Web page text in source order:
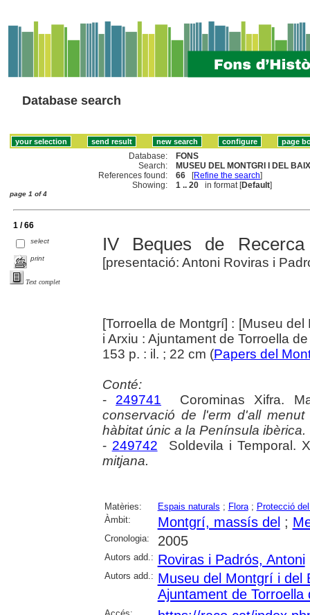
Database search
Database:
FONS
Search:
MUSEU DEL MONTGRI I DEL
References found:
66 [Refine the search]
Showing:
1 .. 20 in format [Default]
page 1 of 4
1 / 66
select
print
Text complet
IV Beques de
[presentació: Antoni Roviras i
[Torroella de Montgrí] : [Museu
i Arxiu : Ajuntament de Torroella
153 p. : il. ; 22 cm (Papers del
Conté:
- 249741 Corominas Xifra.
conservació de l'erm d'all
hàbitat únic a la Península ibèrica.
- 249742 Soldevila i Temporal.
mitjana.
Matèries: Espais naturals ; Flora; Protecció
Àmbit:
Montgrí, massís del ;
Cronologia: 2005
Autors add.: Roviras i Padrós, Antoni
Autors add.: Museu del Montgrí i del
Ajuntament de Torroella